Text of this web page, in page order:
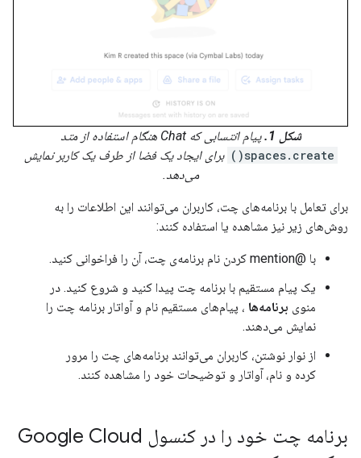
شکل 1.
پیام انتسابی که Chat هنگام استفاده از متد
spaces.create()
برای ایجاد یک فضا از طرف یک کاربر نمایش
می‌دهد.
برای تعامل با برنامه‌های چت، کاربران می‌توانند این اطلاعات را به
روش‌های زیر نیز مشاهده یا استفاده کنند:
با @mention کردن نام برنامه‌ی چت، آن را فراخوانی کنید.
یک پیام مستقیم با برنامه چت پیدا کنید و شروع کنید. در
منوی برنامه‌ها ، پیام‌های مستقیم نام و آواتار برنامه چت را
نمایش می‌دهند.
از نوار نوشتن، کاربران می‌توانند برنامه‌های چت را مرور
کرده و نام، آواتار و توضیحات خود را مشاهده کنند.
برنامه چت خود را در کنسول Google Cloud